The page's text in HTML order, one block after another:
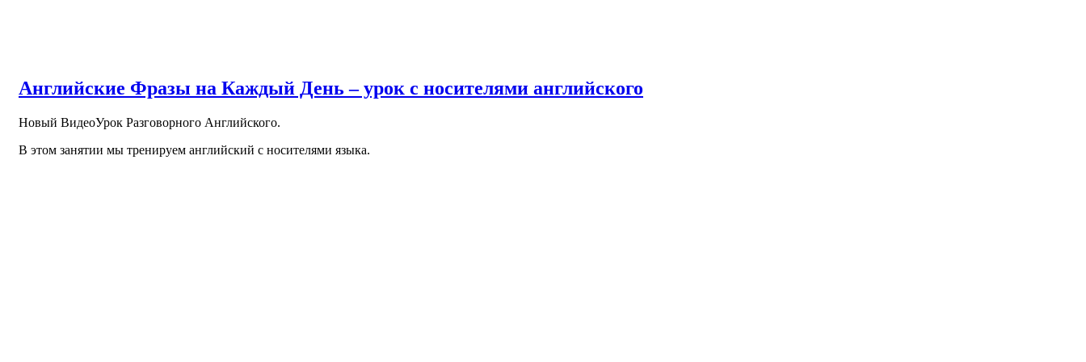
Английские Фразы на Каждый День – урок с носителями английского
Новый ВидеоУрок Разговорного Английского.
В этом занятии мы тренируем английский с носителями языка.